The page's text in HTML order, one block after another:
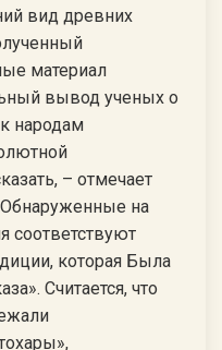
вид древних
материал
вывод ученых о
народам
– отмечает
на
соответствуют
которая Была
Считается, что